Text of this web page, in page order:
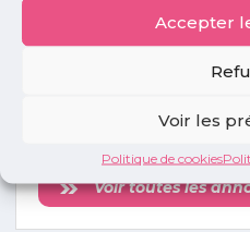
Accepter
Voir les
Politique de cookies
annonces
Voir toutes les